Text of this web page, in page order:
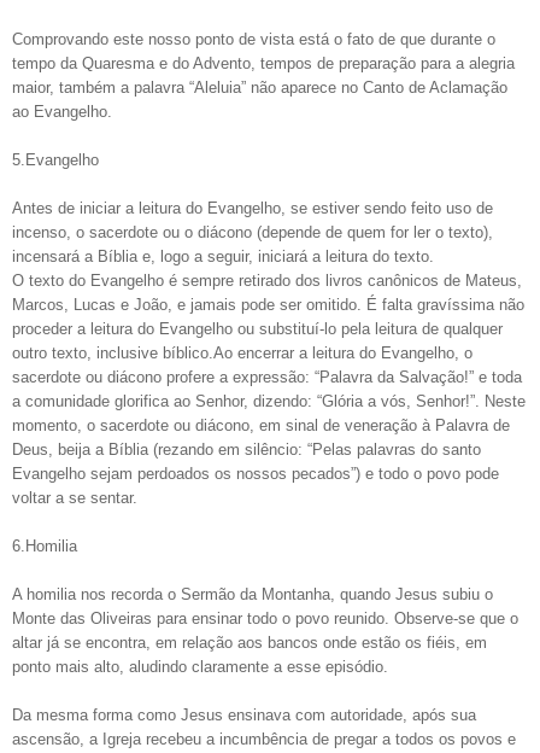
Comprovando este nosso ponto de vista está o fato de que durante o
tempo da Quaresma e do Advento, tempos de preparação para a alegria
maior, também a palavra “Aleluia” não aparece no Canto de Aclamação
ao Evangelho.
5.Evangelho
Antes de iniciar a leitura do Evangelho, se estiver sendo feito uso de
incenso, o sacerdote ou o diácono (depende de quem for ler o texto),
incensará a Bíblia e, logo a seguir, iniciará a leitura do texto.
O texto do Evangelho é sempre retirado dos livros canônicos de Mateus,
Marcos, Lucas e João, e jamais pode ser omitido. É falta gravíssima não
proceder a leitura do Evangelho ou substituí-lo pela leitura de qualquer
outro texto, inclusive bíblico.Ao encerrar a leitura do Evangelho, o
sacerdote ou diácono profere a expressão: “Palavra da Salvação!” e toda
a comunidade glorifica ao Senhor, dizendo: “Glória a vós, Senhor!”. Neste
momento, o sacerdote ou diácono, em sinal de veneração à Palavra de
Deus, beija a Bíblia (rezando em silêncio: “Pelas palavras do santo
Evangelho sejam perdoados os nossos pecados”) e todo o povo pode
voltar a se sentar.
6.Homilia
A homilia nos recorda o Sermão da Montanha, quando Jesus subiu o
Monte das Oliveiras para ensinar todo o povo reunido. Observe-se que o
altar já se encontra, em relação aos bancos onde estão os fiéis, em
ponto mais alto, aludindo claramente a esse episódio.
Da mesma forma como Jesus ensinava com autoridade, após sua
ascensão, a Igreja recebeu a incumbência de pregar a todos os povos e